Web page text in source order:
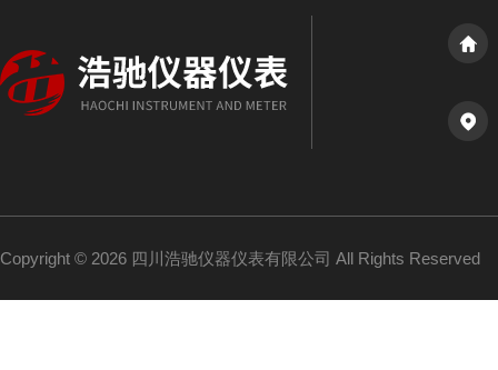
Copyright © 2026 四川浩驰仪器仪表有限公司 All Rights Reserved